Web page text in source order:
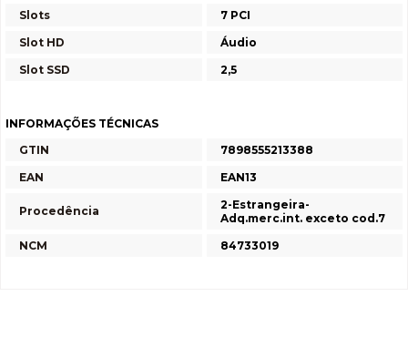
Slots
7 PCI
Slot HD
Áudio
Slot SSD
2,5
INFORMAÇÕES TÉCNICAS
GTIN
7898555213388
EAN
EAN13
Procedência
2-Estrangeira-
Adq.merc.int. exceto cod.7
NCM
84733019